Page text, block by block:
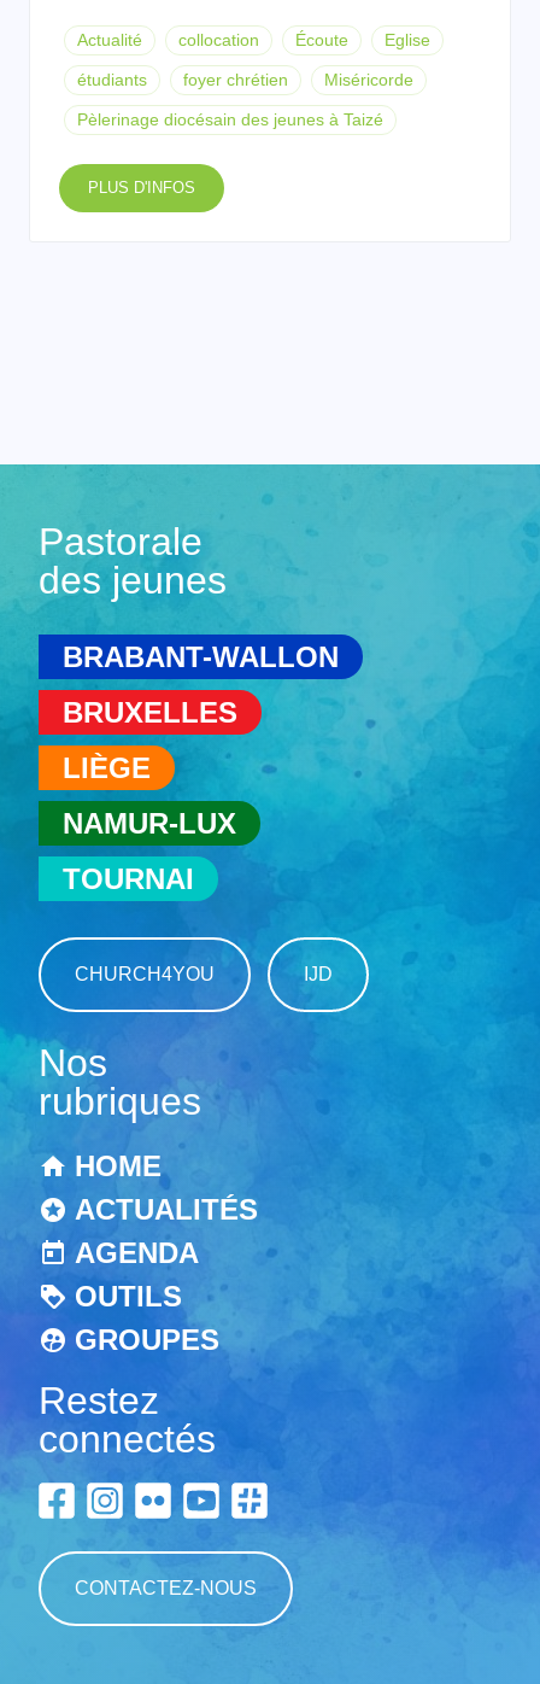
Actualité collocation Écoute Eglise
étudiants foyer chrétien Miséricorde
Pèlerinage diocésain des jeunes à Taizé
PLUS D'INFOS
Pastorale
des jeunes
BRABANT-WALLON
BRUXELLES
LIÈGE
NAMUR-LUX
TOURNAI
CHURCH4YOU IJD
Nos
rubriques
HOME
ACTUALITÉS
AGENDA
OUTILS
GROUPES
Restez
connectés
CONTACTEZ-NOUS